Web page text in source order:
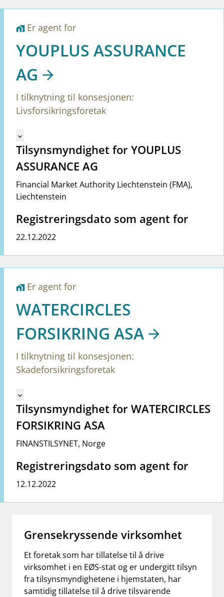
home_work Er agent for
YOUPLUS ASSURANCE
AG
I tilknytning til konsesjonen:
Livsforsikringsforetak
Mangler tekst for vreg.ShowMoreInformation (no)
keyboard_arrow_down
Tilsynsmyndighet for YOUPLUS
ASSURANCE AG
Financial Market Authority Liechtenstein (FMA),
Liechtenstein
Registreringsdato som agent for
22.12.2022
home_work Er agent for
WATERCIRCLES
FORSIKRING ASA
I tilknytning til konsesjonen:
Skadeforsikringsforetak
Mangler tekst for vreg.ShowMoreInformation (no)
keyboard_arrow_down
Tilsynsmyndighet for WATERCIRCLES
FORSIKRING ASA
FINANSTILSYNET, Norge
Registreringsdato som agent for
12.12.2022
Grensekryssende virksomhet
Et foretak som har tillatelse til å drive
virksomhet i en EØS-stat og er undergitt tilsyn
fra tilsynsmyndighetene i hjemstaten, har
samtidig tillatelse til å drive tilsvarende